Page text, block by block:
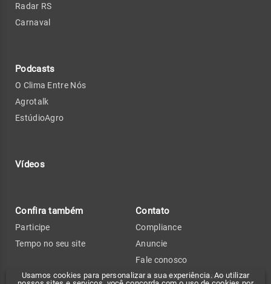
Usamos cookies para personalizar a sua experiência. Ao utilizar
Radar RS
Carnaval
Podcasts
O Clima Entre Nós
Agrotalk
EstúdioAgro
Vídeos
Confira também
Participe
Tempo no seu site
Contato
Compliance
Anuncie
Fale conosco
Política de privacidade